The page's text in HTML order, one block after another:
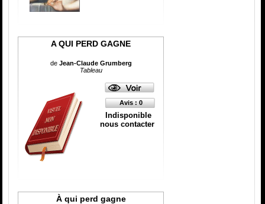
A QUI PERD GAGNE
de Jean-Claude Grumberg
Tableau
Avis : 0
Indisponible
nous contacter
À qui perd gagne